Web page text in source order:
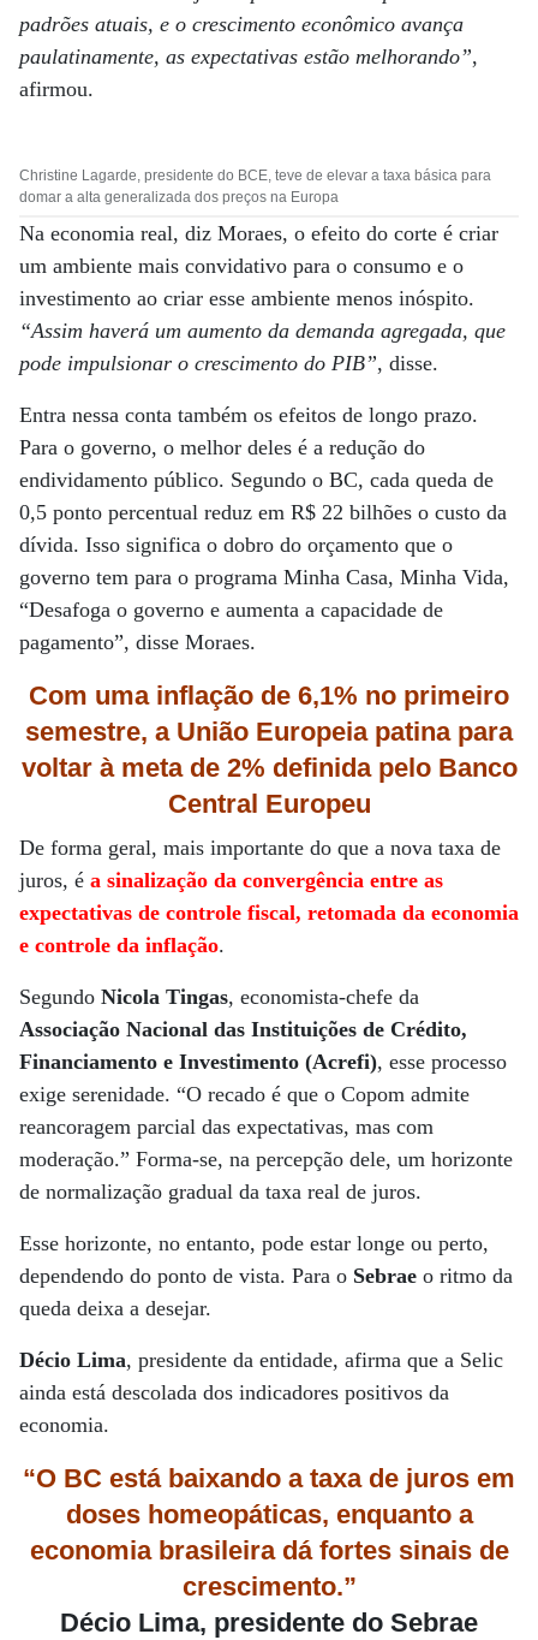
padrões atuais, e o crescimento econômico avança
paulatinamente, as expectativas estão melhorando”,
afirmou.
Christine Lagarde, presidente do BCE, teve de elevar a taxa básica para
domar a alta generalizada dos preços na Europa
Na economia real, diz Moraes, o efeito do corte é criar
um ambiente mais convidativo para o consumo e o
investimento ao criar esse ambiente menos inóspito.
“Assim haverá um aumento da demanda agregada, que
pode impulsionar o crescimento do PIB”, disse.
Entra nessa conta também os efeitos de longo prazo.
Para o governo, o melhor deles é a redução do
endividamento público. Segundo o BC, cada queda de
0,5 ponto percentual reduz em R$ 22 bilhões o custo da
dívida. Isso significa o dobro do orçamento que o
governo tem para o programa Minha Casa, Minha Vida,
“Desafoga o governo e aumenta a capacidade de
pagamento”, disse Moraes.
Com uma inflação de 6,1% no primeiro
semestre, a União Europeia patina para
voltar à meta de 2% definida pelo Banco
Central Europeu
De forma geral, mais importante do que a nova taxa de
juros, é a sinalização da convergência entre as
expectativas de controle fiscal, retomada da economia
e controle da inflação.
Segundo Nicola Tingas, economista-chefe da
Associação Nacional das Instituições de Crédito,
Financiamento e Investimento (Acrefi), esse processo
exige serenidade. “O recado é que o Copom admite
reancoragem parcial das expectativas, mas com
moderação.” Forma-se, na percepção dele, um horizonte
de normalização gradual da taxa real de juros.
Esse horizonte, no entanto, pode estar longe ou perto,
dependendo do ponto de vista. Para o Sebrae o ritmo da
queda deixa a desejar.
Décio Lima, presidente da entidade, afirma que a Selic
ainda está descolada dos indicadores positivos da
economia.
“O BC está baixando a taxa de juros em
doses homeopáticas, enquanto a
economia brasileira dá fortes sinais de
crescimento.”
Décio Lima, presidente do Sebrae